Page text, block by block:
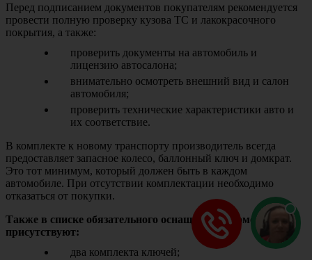
Перед подписанием документов покупателям рекомендуется
провести полную проверку кузова ТС и лакокрасочного
покрытия, а также:
проверить документы на автомобиль и
лицензию автосалона;
внимательно осмотреть внешний вид и салон
автомобиля;
проверить технические характеристики авто и
их соответствие.
В комплекте к новому транспорту производитель всегда
предоставляет запасное колесо, баллонный ключ и домкрат.
Это тот минимум, который должен быть в каждом
автомобиле. При отсутствии комплектации необходимо
отказаться от покупки.
Также в списке обязательного оснащения автомобиля
присутствуют:
два комплекта ключей;